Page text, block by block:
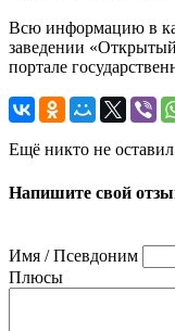
Всю информацию в
заведении
портале
Ещё никто не
Напишите свой
Имя / Псевдоним
Плюсы